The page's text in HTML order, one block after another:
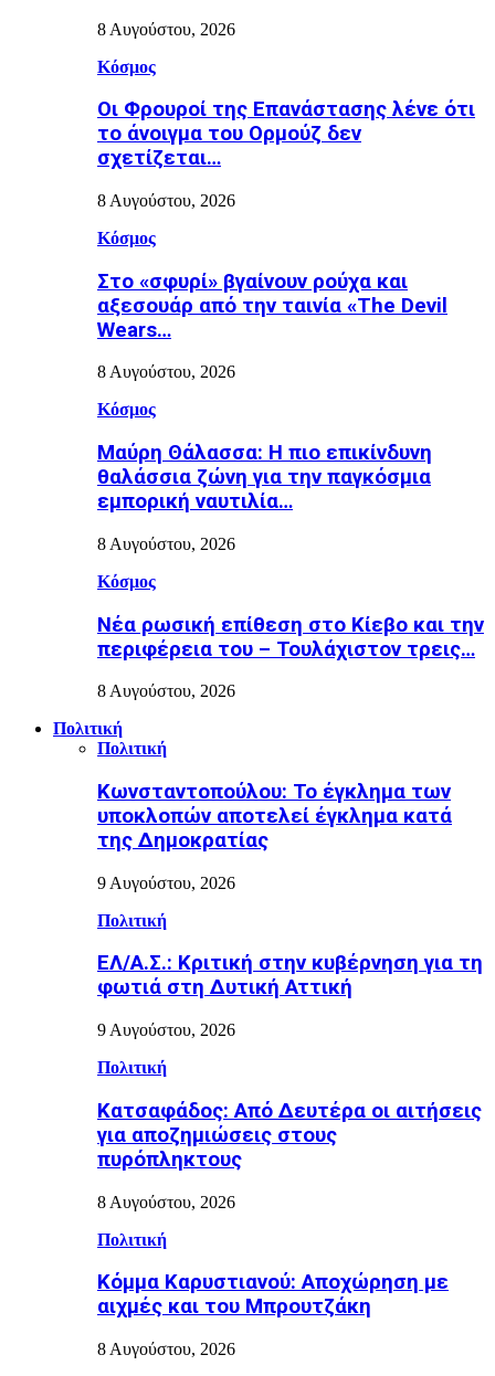
8 Αυγούστου, 2026
Κόσμος
Οι Φρουροί της Επανάστασης λένε ότι
το άνοιγμα του Ορμούζ δεν
σχετίζεται…
8 Αυγούστου, 2026
Κόσμος
Στο «σφυρί» βγαίνουν ρούχα και
αξεσουάρ από την ταινία «The Devil
Wears…
8 Αυγούστου, 2026
Κόσμος
Μαύρη Θάλασσα: Η πιο επικίνδυνη
θαλάσσια ζώνη για την παγκόσμια
εμπορική ναυτιλία…
8 Αυγούστου, 2026
Κόσμος
Nέα ρωσική επίθεση στο Κίεβο και την
περιφέρεια του – Τουλάχιστον τρεις…
8 Αυγούστου, 2026
Πολιτική
Πολιτική
Κωνσταντοπούλου: Το έγκλημα των
υποκλοπών αποτελεί έγκλημα κατά
της Δημοκρατίας
9 Αυγούστου, 2026
Πολιτική
ΕΛ/Α.Σ.: Κριτική στην κυβέρνηση για τη
φωτιά στη Δυτική Αττική
9 Αυγούστου, 2026
Πολιτική
Κατσαφάδος: Από Δευτέρα οι αιτήσεις
για αποζημιώσεις στους
πυρόπληκτους
8 Αυγούστου, 2026
Πολιτική
Κόμμα Καρυστιανού: Αποχώρηση με
αιχμές και του Μπρουτζάκη
8 Αυγούστου, 2026